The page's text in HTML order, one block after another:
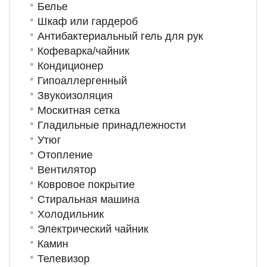
Белье
Шкаф или гардероб
Антибактериальный гель для рук
Кофеварка/чайник
Кондиционер
Гипоаллергенный
Звукоизоляция
Москитная сетка
Гладильные принадлежности
Утюг
Отопление
Вентилятор
Ковровое покрытие
Стиральная машина
Холодильник
Электрический чайник
Камин
Телевизор